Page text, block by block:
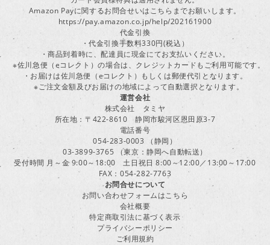
Amazon Payに関するお問合せいはこちらまでお願いします。
https://pay.amazon.co.jp/help/202161900
代金引換
・代金引換手数料330円(税込）
・商品到着時に、配達員に現金にてお支払いください。
※佐川急便（eコレクト）の場合は、クレジットカードもご利用可能です。
・お届けは佐川急便（eコレクト）もしくは郵便代引となります。
※ご注文金額及びお届けの地域によって自動選択となります。
運営会社
株式会社 タミヤ
所在地：〒422-8610 静岡市駿河区恩田原3-7
電話番号
054-283-0003 （静岡）
03-3899-3765 （東京：静岡へ自動転送）
受付時間 月～金 9:00～18:00 土日祝日 8:00～12:00／13:00～17:00
FAX：054-282-7763
お問合せについて
お問い合わせフォームはこちら
会社概要
特定商取引法に基づく表示
プライバシーポリシー
ご利用規約